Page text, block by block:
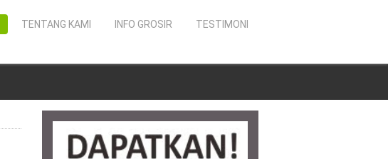
TESTIMONI
INFO GROSIR
TENTANG KAMI